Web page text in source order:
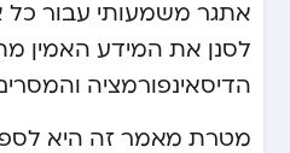
אתגר משמעותי עבור כל
לסנן את המידע האמין
הדיסאינפורמציה
מטרת מאמר זה היא